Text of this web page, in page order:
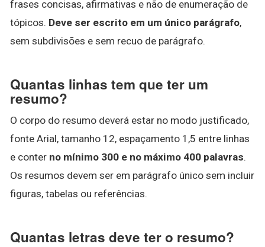
frases concisas, afirmativas e não de enumeração de
tópicos. Deve ser escrito em um único parágrafo,
sem subdivisões e sem recuo de parágrafo.
Quantas linhas tem que ter um
resumo?
O corpo do resumo deverá estar no modo justificado,
fonte Arial, tamanho 12, espaçamento 1,5 entre linhas
e conter no mínimo 300 e no máximo 400 palavras.
Os resumos devem ser em parágrafo único sem incluir
figuras, tabelas ou referências.
Quantas letras deve ter o resumo?